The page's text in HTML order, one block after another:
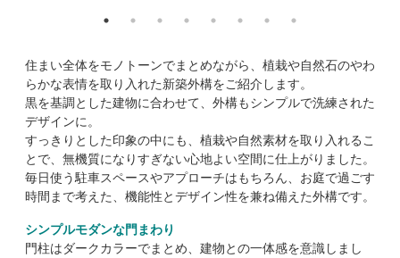
住まい全体をモノトーンでまとめながら、植栽や自然石のやわ
らかな表情を取り入れた新築外構をご紹介します。
黒を基調とした建物に合わせて、外構もシンプルで洗練された
デザインに。
すっきりとした印象の中にも、植栽や自然素材を取り入れるこ
とで、無機質になりすぎない心地よい空間に仕上がりました。
毎日使う駐車スペースやアプローチはもちろん、お庭で過ごす
時間まで考えた、機能性とデザイン性を兼ね備えた外構です。
シンプルモダンな門まわり
門柱はダークカラーでまとめ、建物との一体感を意識しまし